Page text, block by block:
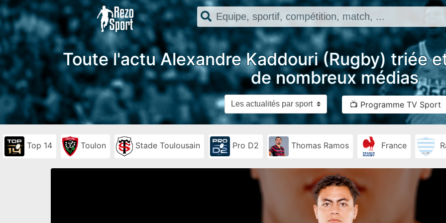
Toute l'actu Alexandre Kaddouri (Rugby) triée
de nombreux médias
📺 Programme TV Sport
Top 14 Toulon Stade Toulousain Pro D2 Thomas Ramos France